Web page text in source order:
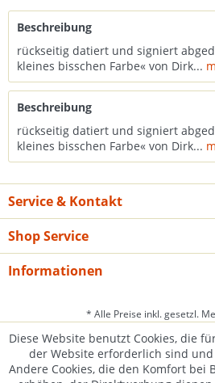
Beschreibung
rückseitig datiert und signiert
kleines bisschen Farbe« von Dirk...
Beschreibung
rückseitig datiert und signiert
kleines bisschen Farbe« von Dirk...
Service & Kontakt
Shop Service
Informationen
* Alle Preise inkl. gesetzl.
Diese Website benutzt Cookies, die
der Website erforderlich sind
Andere Cookies, die den Komfort bei